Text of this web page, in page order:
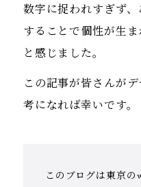
数字に捉われすぎず
することで個性が生
と感じました。
この記事が皆さんが
考になれば幸いです。
このブログは東京の